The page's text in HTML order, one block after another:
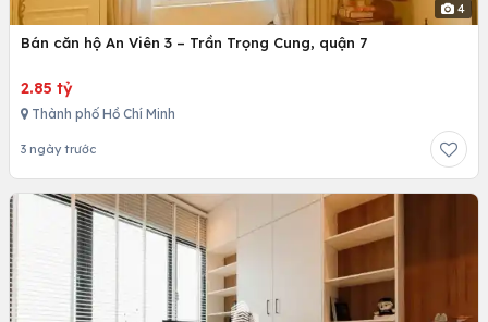
4
Bán căn hộ An Viên 3 – Trần Trọng Cung, quận 7
2.85 tỷ
Thành phố Hồ Chí Minh
3 ngày trước